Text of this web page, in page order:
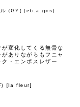
ル (GY) [eb.a.gos]
変化してくる無骨な
ありながらもフニャ
・エンボスレザー
[la fleur]